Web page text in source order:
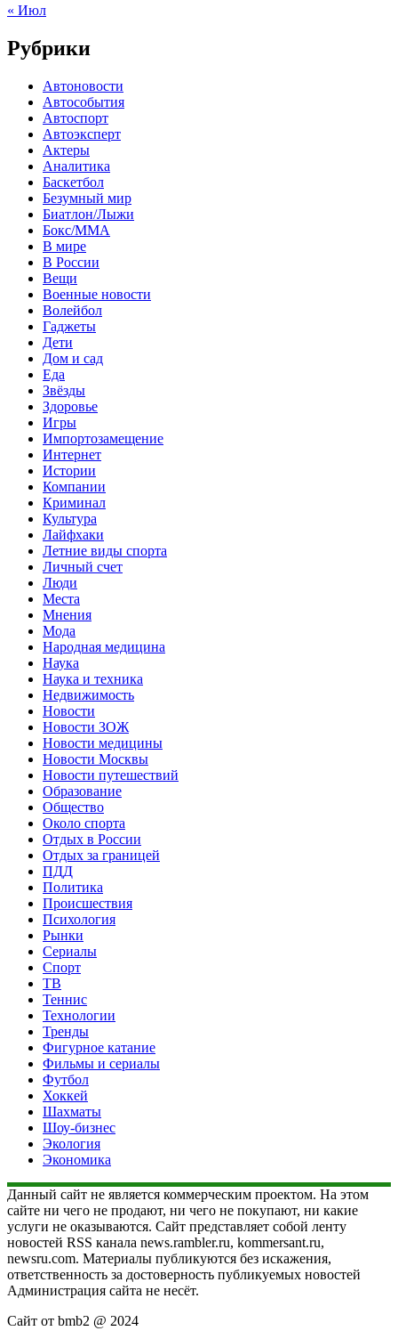
« Июл
Рубрики
Автоновости
Автособытия
Автоспорт
Автоэксперт
Актеры
Аналитика
Баскетбол
Безумный мир
Биатлон/Лыжи
Бокс/MMA
В мире
В России
Вещи
Военные новости
Волейбол
Гаджеты
Дети
Дом и сад
Еда
Звёзды
Здоровье
Игры
Импортозамещение
Интернет
Истории
Компании
Криминал
Культура
Лайфхаки
Летние виды спорта
Личный счет
Люди
Места
Мнения
Мода
Народная медицина
Наука
Наука и техника
Недвижимость
Новости
Новости ЗОЖ
Новости медицины
Новости Москвы
Новости путешествий
Образование
Общество
Около спорта
Отдых в России
Отдых за границей
ПДД
Политика
Происшествия
Психология
Рынки
Сериалы
Спорт
ТВ
Теннис
Технологии
Тренды
Фигурное катание
Фильмы и сериалы
Футбол
Хоккей
Шахматы
Шоу-бизнес
Экология
Экономика
Данный сайт не является коммерческим проектом. На этом
сайте ни чего не продают, ни чего не покупают, ни какие
услуги не оказываются. Сайт представляет собой ленту
новостей RSS канала news.rambler.ru, kommersant.ru,
newsru.com. Материалы публикуются без искажения,
ответственность за достоверность публикуемых новостей
Администрация сайта не несёт.
Сайт от bmb2 @ 2024